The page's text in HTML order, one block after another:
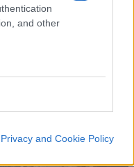
and other
Privacy and Cookie Policy